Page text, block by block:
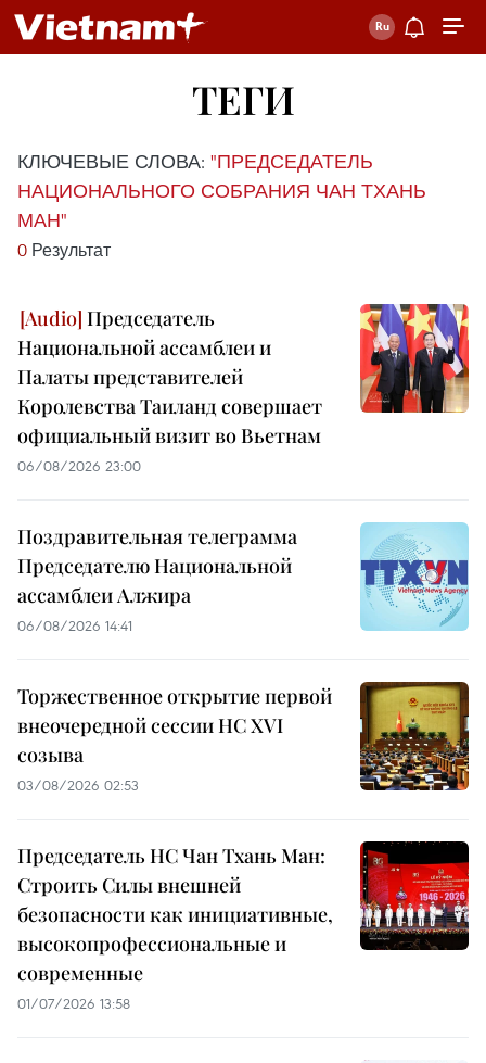
ТЕГИ
КЛЮЧЕВЫЕ СЛОВА: "ПРЕДСЕДАТЕЛЬ
НАЦИОНАЛЬНОГО СОБРАНИЯ ЧАН ТХАНЬ
МАН"
0 Результат
Председатель
Национальной ассамблеи и
Палаты представителей
Королевства Таиланд совершает
официальный визит во Вьетнам
06/08/2026 23:00
Поздравительная телеграмма
Председателю Национальной
ассамблеи Алжира
06/08/2026 14:41
Торжественное открытие первой
внеочередной сессии НС XVI
созыва
03/08/2026 02:53
Председатель НС Чан Тхань Ман:
Строить Силы внешней
безопасности как инициативные,
высокопрофессиональные и
современные
01/07/2026 13:58